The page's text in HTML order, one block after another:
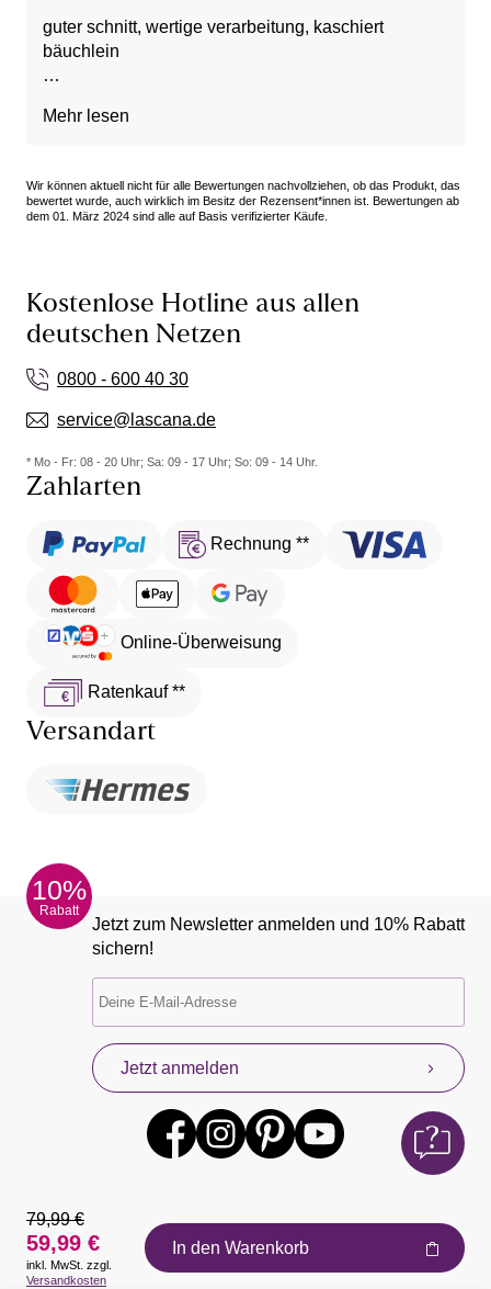
guter schnitt, wertige verarbeitung, kaschiert
bäuchlein
Figurumschmeichelnd, Guter Sitz, Hohe Qualität
Mehr lesen
Wir können aktuell nicht für alle Bewertungen nachvollziehen, ob das Produkt, das
bewertet wurde, auch wirklich im Besitz der Rezensent*innen ist. Bewertungen ab
dem 01. März 2024 sind alle auf Basis verifizierter Käufe.
Kostenlose Hotline aus allen
deutschen Netzen
0800 - 600 40 30
service@lascana.de
* Mo - Fr: 08 - 20 Uhr; Sa: 09 - 17 Uhr; So: 09 - 14 Uhr.
Zahlarten
Rechnung **
Online-Überweisung
Ratenkauf **
Versandart
10%
Rabatt
Jetzt zum Newsletter anmelden und 10% Rabatt
sichern!
Jetzt anmelden
Auszeichnungen
79,99 €
59,99 €
inkl. MwSt. zzgl.
Versandkosten
In den Warenkorb